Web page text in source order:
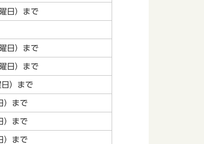
日）まで
日）まで
日）まで
）まで
）まで
）まで
）まで